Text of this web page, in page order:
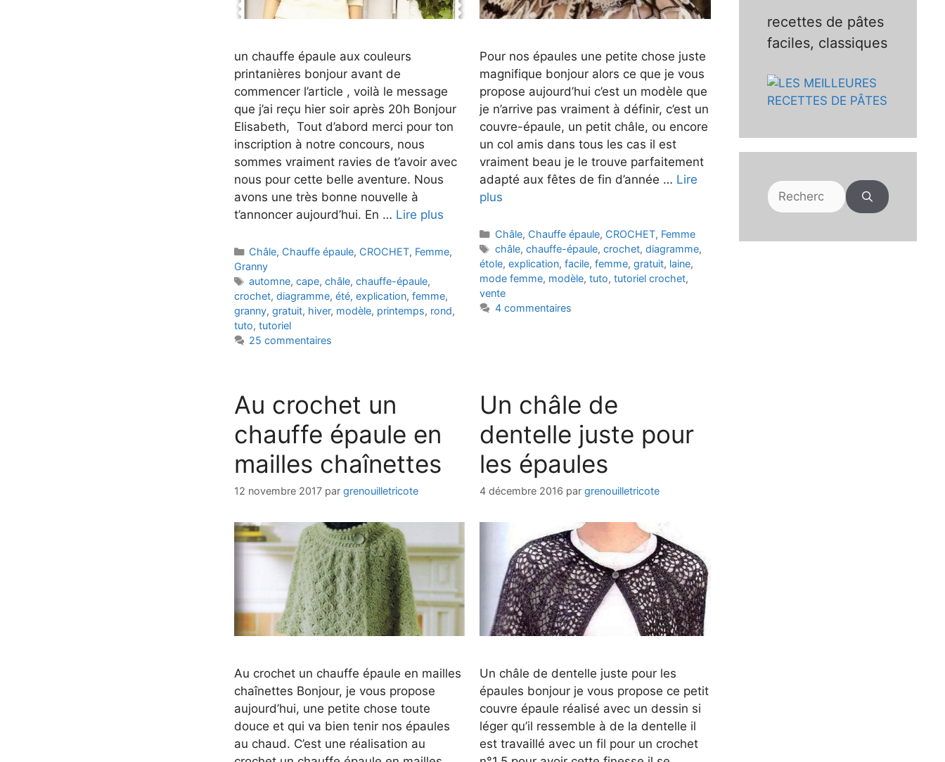
un chauffe épaule aux couleurs
printanières bonjour avant de
commencer l’article , voilà le message
que j’ai reçu hier soir après 20h Bonjour
Elisabeth, Tout d’abord merci pour ton
inscription à notre concours, nous
sommes vraiment ravies de t’avoir avec
nous pour cette belle aventure. Nous
avons une très bonne nouvelle à
t’annoncer aujourd’hui. En … Lire plus
Catégories
Châle, Chauffe épaule, CROCHET, Femme,
Granny
Étiquettes
automne,cape,châle,chauffe-épaule,
crochet, diagramme, été, explication, femme,
granny, gratuit, hiver, modèle, printemps, rond,
tuto, tutoriel
25 commentaires
Pour nos épaules une petite chose juste
magnifique bonjour alors ce que je vous
propose aujourd’hui c’est un modèle que
je n’arrive pas vraiment à définir, c’est un
couvre-épaule, un petit châle, ou encore
un col amis dans tous les cas il est
vraiment beau je le trouve parfaitement
adapté aux fêtes de fin d’année … Lire
plus
Catégories
Châle, Chauffe épaule, CROCHET, Femme
Étiquettes
châle, chauffe-épaule, crochet, diagramme,
étole, explication, facile, femme, gratuit, laine,
mode femme, modèle, tuto, tutoriel crochet,
vente
4 commentaires
Au crochet un
chauffe épaule en
mailles chaînettes
12 novembre 2017 par grenouilletricote
Au crochet un chauffe épaule en mailles
chaînettes Bonjour, je vous propose
aujourd’hui, une petite chose toute
douce et qui va bien tenir nos épaules
au chaud. C’est une réalisation au
Un châle de
dentelle juste pour
les épaules
4 décembre 2016 par grenouilletricote
Un châle de dentelle juste pour les
épaules bonjour je vous propose ce petit
couvre épaule réalisé avec un dessin si
léger qu’il ressemble à de la dentelle il
est travaillé avec un fil pour un crochet
recettes de pâtes
faciles, classiques
Rechercher :